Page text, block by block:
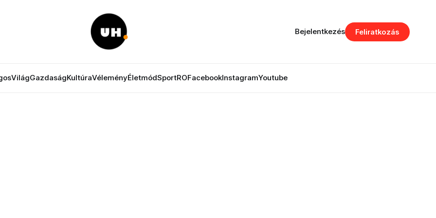
VilágGazdaságKultúraVéleményÉletmódSportROFacebookInstagramYoutube
Bejelentkezés Feliratkozás